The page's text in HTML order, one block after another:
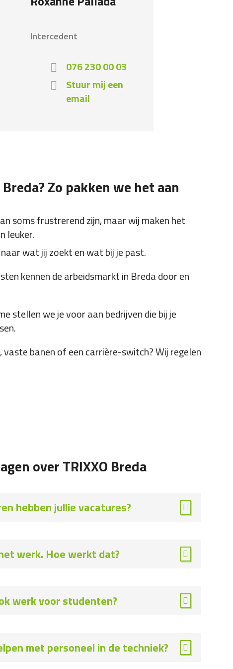
Intercedent
076 230 00 03
Stuur mij een
email
Zo pakken we het aan
soms frustrerend zijn, maar wij maken het
leuker.
wat jij zoekt en wat bij je past.
kennen de arbeidsmarkt in Breda door en
stellen we je voor aan bedrijven die bij je
vaste banen of een carrière-switch? Wij regelen
over TRIXXO Breda
hebben jullie vacatures?
werk. Hoe werkt dat?
werk voor studenten?
met personeel in de techniek?